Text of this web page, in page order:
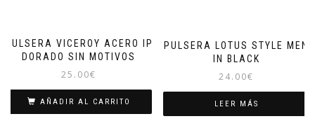
PULSERA VICEROY ACERO IP
DORADO SIN MOTIVOS
25.00€
AÑADIR AL CARRITO
PULSERA LOTUS STYLE MEN
IN BLACK
24.00€
LEER MÁS